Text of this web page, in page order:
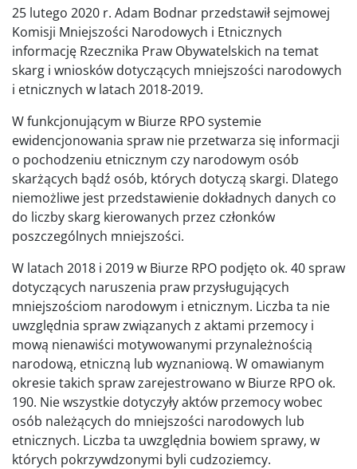
25 lutego 2020 r. Adam Bodnar przedstawił sejmowej
Komisji Mniejszości Narodowych i Etnicznych
informację Rzecznika Praw Obywatelskich na temat
skarg i wniosków dotyczących mniejszości narodowych
i etnicznych w latach 2018-2019.
W funkcjonującym w Biurze RPO systemie
ewidencjonowania spraw nie przetwarza się informacji
o pochodzeniu etnicznym czy narodowym osób
skarżących bądź osób, których dotyczą skargi. Dlatego
niemożliwe jest przedstawienie dokładnych danych co
do liczby skarg kierowanych przez członków
poszczególnych mniejszości.
W latach 2018 i 2019 w Biurze RPO podjęto ok. 40 spraw
dotyczących naruszenia praw przysługujących
mniejszościom narodowym i etnicznym. Liczba ta nie
uwzględnia spraw związanych z aktami przemocy i
mową nienawiści motywowanymi przynależnością
narodową, etniczną lub wyznaniową. W omawianym
okresie takich spraw zarejestrowano w Biurze RPO ok.
190. Nie wszystkie dotyczyły aktów przemocy wobec
osób należących do mniejszości narodowych lub
etnicznych. Liczba ta uwzględnia bowiem sprawy, w
których pokrzywdzonymi byli cudzoziemcy.